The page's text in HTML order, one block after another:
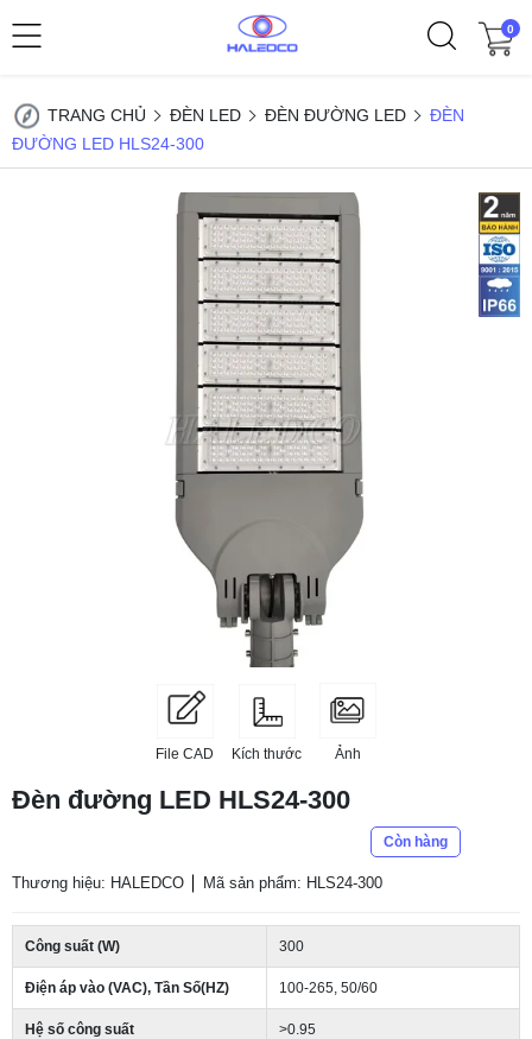
0
TRANG CHỦ ĐÈN LED ĐÈN ĐƯỜNG LED
ĐÈN
ĐƯỜNG LED HLS24-300
File CAD Kích thước Ảnh
Đèn đường LED HLS24-300
Còn hàng
Thương hiệu: HALEDCO Mã sản phẩm: HLS24-300
Công suất (W) 300
Điện áp vào (VAC), Tần Số(HZ) 100-265, 50/60
Hệ số công suất >0.95